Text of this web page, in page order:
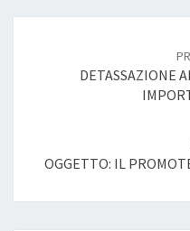
DETASSAZIONE
OGGETTO: IL